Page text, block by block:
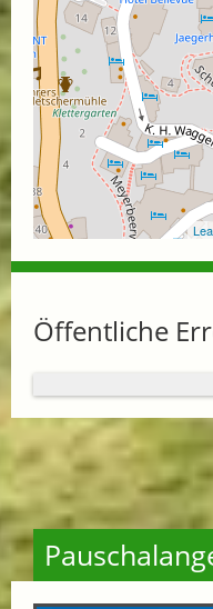
Öffentliche